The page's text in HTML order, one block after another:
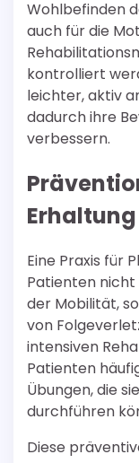
Wohlbefinden
auch für die
kontrolliert
leichter, aktiv
dadurch ihre
verbessern.
Eine Praxis für
Patienten
der Mobilität,
von
intensiven
Patienten
Übungen, die
durchführen
Diese